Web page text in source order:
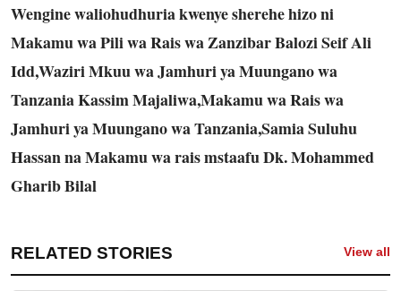
Wengine waliohudhuria kwenye sherehe hizo ni
Makamu wa Pili wa Rais wa Zanzibar Balozi Seif Ali
Idd,Waziri Mkuu wa Jamhuri ya Muungano wa
Tanzania Kassim Majaliwa,Makamu wa Rais wa
Jamhuri ya Muungano wa Tanzania,Samia Suluhu
Hassan na Makamu wa rais mstaafu Dk. Mohammed
Gharib Bilal
RELATED STORIES View all